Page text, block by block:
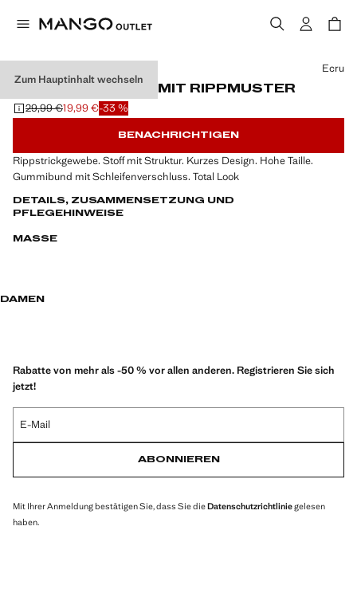
Zum Hauptinhalt wechseln
PYJAMA-SHORTS MIT RIPPMUSTER
Ausgangspreis durchgestrichen [29,99 € ]
29,99 €
Aktueller Preis [19,99 € ]
19,99 €-33 %
Wählen Sie eine Farbe
Ecru
BENACHRICHTIGEN
Rippstrickgewebe. Stoff mit Struktur. Kurzes Design. Hohe Taille.
Gummibund mit Schleifenverschluss. Total Look
DETAILS, ZUSAMMENSETZUNG UND
PFLEGEHINWEISE
MASSE
DAMEN
Rabatte von mehr als -50 % vor allen anderen. Registrieren Sie sich
jetzt!
E-Mail
ABONNIEREN
Mit Ihrer Anmeldung bestätigen Sie, dass Sie dieDatenschutzrichtliniegelesen
haben.